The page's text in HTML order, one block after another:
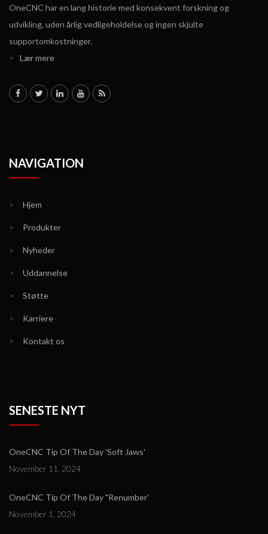
OneCNC har en lang historie med konsekvent forskning og
udvikling, uden årlig vedligeholdelse og ingen skjulte
supportomkostninger.
>
Lær mere
NAVIGATION
> Hjem
> Produkter
> Nyheder
> Uddannelse
> Støtte
> Karriere
> Kontakt os
SENESTE NYT
OneCNC Tip Of The Day 'Soft Jaws'
November 11, 2024
OneCNC Tip Of The Day "Renumber'
November 1, 2024